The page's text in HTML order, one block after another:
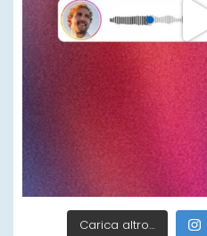
Carica altro…